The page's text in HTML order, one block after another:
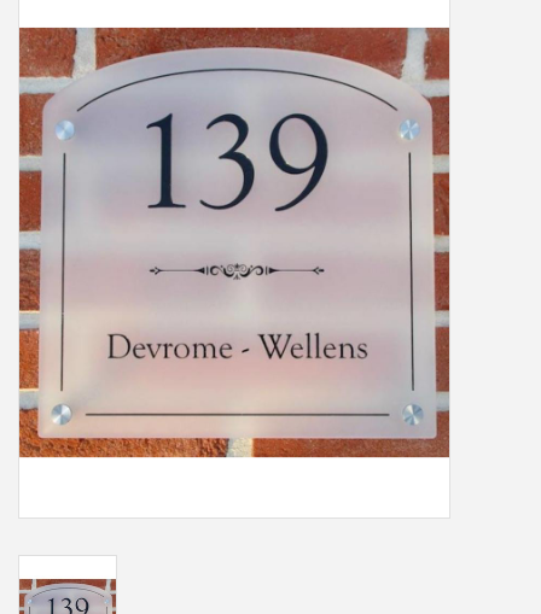
Huisnummers
Pictogrammen
Brievenbussen
Freesletters
Accessoires
Bestelling op maat